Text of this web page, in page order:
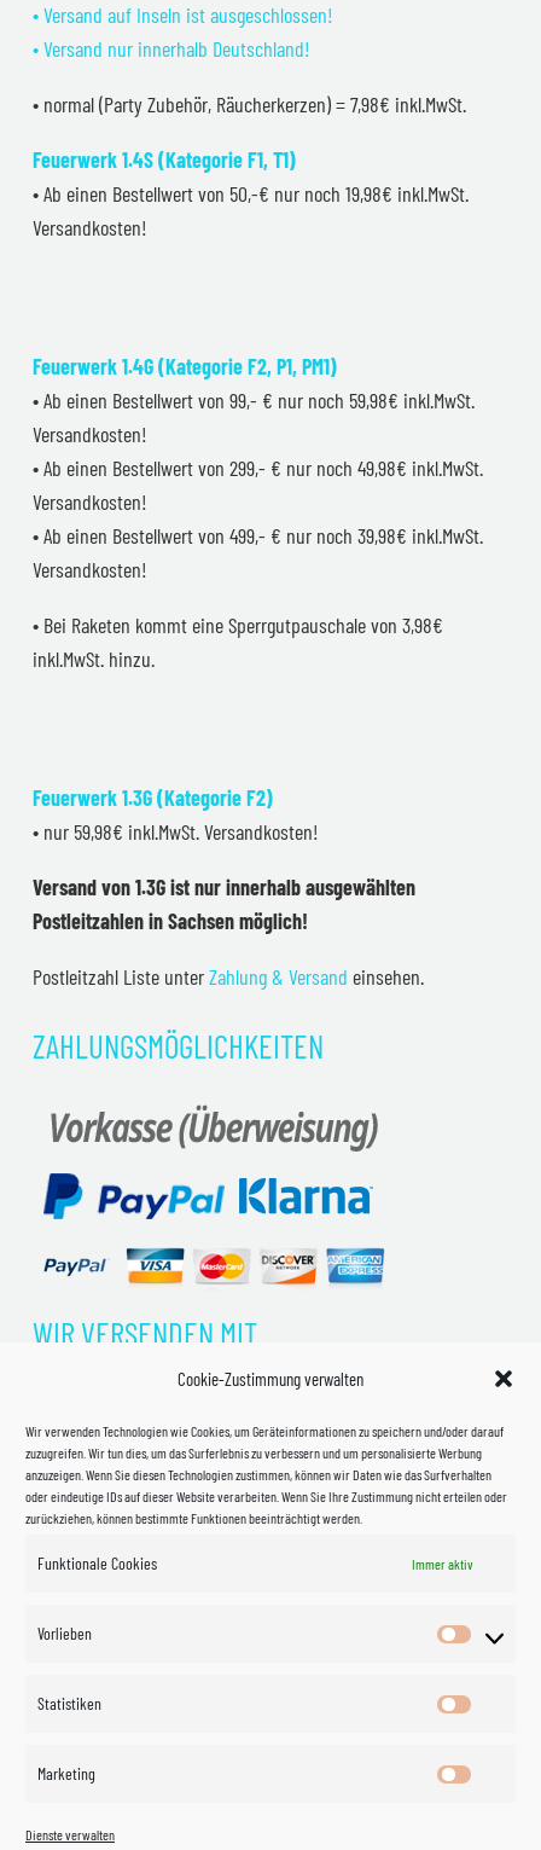
Cookie-Zustimmung verwalten
Wir verwenden Technologien wie Cookies, um Geräteinformationen zu speichern und/oder darauf
zuzugreifen. Wir tun dies, um das Surferlebnis zu verbessern und um personalisierte Werbung
anzuzeigen. Wenn Sie diesen Technologien zustimmen, können wir Daten wie das Surfverhalten
oder eindeutige IDs auf dieser Website verarbeiten. Wenn Sie Ihre Zustimmung nicht erteilen oder
zurückziehen, können bestimmte Funktionen beeinträchtigt werden.
Funktionale Cookies Immer aktiv
Vorlieben
Vorlieben
Statistiken
Marketing
Dienste verwalten
• Versand auf Inseln ist ausgeschlossen!
• Versand nur innerhalb Deutschland!
• normal (Party Zubehör, Räucherkerzen) = 7,98€ inkl.MwSt.
Feuerwerk 1.4S (Kategorie F1, T1)
• Ab einen Bestellwert von 50,-€ nur noch 19,98€ inkl.MwSt.
Versandkosten!
Feuerwerk 1.4G (Kategorie F2, P1, PM1)
• Ab einen Bestellwert von 99,- € nur noch 59,98€ inkl.MwSt.
Versandkosten!
• Ab einen Bestellwert von 299,- € nur noch 49,98€ inkl.MwSt.
Versandkosten!
• Ab einen Bestellwert von 499,- € nur noch 39,98€ inkl.MwSt.
Versandkosten!
• Bei Raketen kommt eine Sperrgutpauschale von 3,98€
inkl.MwSt. hinzu.
Feuerwerk 1.3G (Kategorie F2)
• nur 59,98€ inkl.MwSt. Versandkosten!
Versand von 1.3G ist nur innerhalb ausgewählten
Postleitzahlen in Sachsen möglich!
Postleitzahl Liste unterZahlung & Versand einsehen.
ZAHLUNGSMÖGLICHKEITEN
WIR VERSENDEN MIT
©